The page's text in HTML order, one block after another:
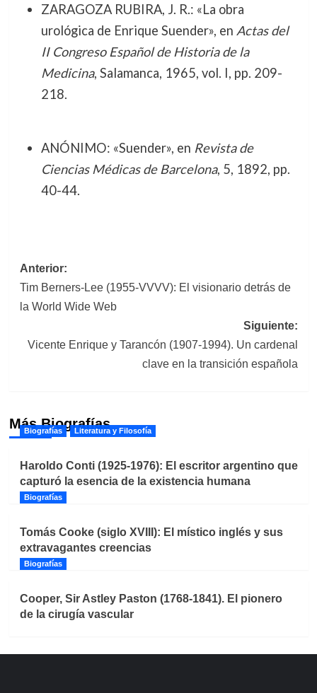
ZARAGOZA RUBIRA, J. R.: «La obra
urológica de Enrique Suender», en Actas del
II Congreso Español de Historia de la
Medicina, Salamanca, 1965, vol. I, pp. 209-
218.
ANÓNIMO: «Suender», en Revista de
Ciencias Médicas de Barcelona, 5, 1892, pp.
40-44.
Navegación
de
Anterior:
Tim Berners-Lee (1955-VVVV): El visionario detrás de
la World Wide Web
Siguiente:
Vicente Enrique y Tarancón (1907-1994). Un cardenal
clave en la transición española
Más Biografías
Biografías Literatura y Filosofía
Haroldo Conti (1925-1976): El escritor argentino que
capturó la esencia de la existencia humana
Biografías
Tomás Cooke (siglo XVIII): El místico inglés y sus
extravagantes creencias
Biografías
Cooper, Sir Astley Paston (1768-1841). El pionero
de la cirugía vascular